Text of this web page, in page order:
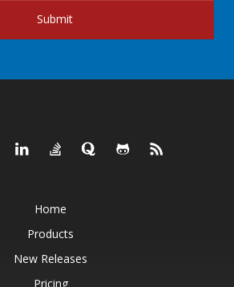
Submit
Home
Products
New Releases
Pricing